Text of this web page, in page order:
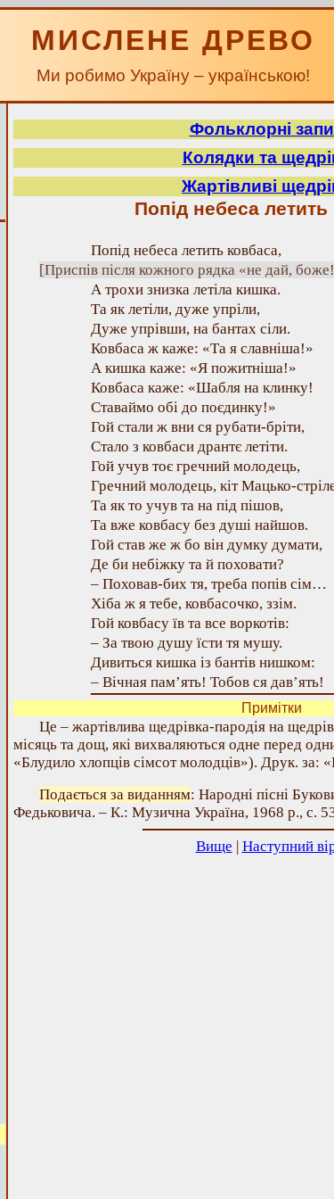
МИСЛЕНЕ ДРЕВО
Ми робимо Україну – українською!
Фольклорні
Колядки та
Жартівливі
Попід небеса
Попід небеса летить ковбаса,
[Приспів після кожного рядка «не дай,
А трохи знизка летіла кишка.
Та як летіли, дуже упріли,
Дуже упрівши, на бантах сіли.
Ковбаса ж каже: «Та я славніша!»
А кишка каже: «Я пожитніша!»
Ковбаса каже: «Шабля на клинку!
Ставаймо обі до поєдинку!»
Гой стали ж вни ся рубати-бріти,
Стало з ковбаси дрантє летіти.
Гой учув тоє гречний молодець,
Гречний молодець, кіт Мацько-
Та як то учув та на під пішов,
Та вже ковбасу без душі найшов.
Гой став же ж бо він думку думати,
Де би небіжку та й поховати?
– Поховав-бих тя, треба попів сім…
Хіба ж я тебе, ковбасочко, ззім.
Гой ковбасу їв та все воркотів:
– За твою душу їсти тя мушу.
Дивиться кишка із бантів нишком:
– Вічная пам’ять! Тобов ся дав’ять!
Примітки
Це – жартівлива щедрівка-пародія на
місяць та дощ, які вихваляються одне перед
«Блудило хлопців сімсот молодців»). Друк. за:
Подається за виданням: Народні пісні
Федьковича. – К.: Музична Україна, 1968 р., с.
Вище | Наступний